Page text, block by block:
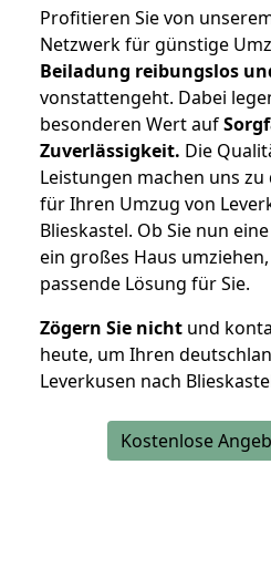
Profitieren Sie von
Netzwerk für günstige
Beiladung reibungslos
vonstattengeht. Dabei
besonderen Wert auf
Zuverlässigkeit. Die
Leistungen machen uns
für Ihren Umzug von
Blieskastel. Ob Sie nun
ein großes Haus
passende Lösung für Sie.
Zögern Sie nicht und
heute, um Ihren
Leverkusen nach
Kostenlose